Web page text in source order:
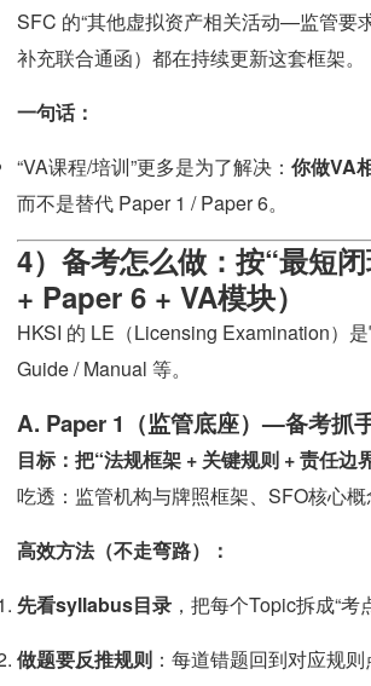
SFC 的“其他虚拟资产相关活动—监管要
补充联合通函）都在持续更新这套框架。
一句话：
“VA课程/培训”更多是为了解决： 你做VA
而不是替代 Paper 1 / Paper 6。
4）备考怎么做：按“最短
+ Paper 6 + VA模块）
HKSI 的 LE（Licensing Examination）
Guide / Manual 等。
A. Paper 1（监管底座）—备考抓
目标：把“法规框架 + 关键规则 + 责任边
吃透：监管机构与牌照框架、SFO核心
高效方法（不走弯路）：
先看syllabus目录 ，把每个Topic拆成“
做题要反推规则 ：每道错题回到对应规